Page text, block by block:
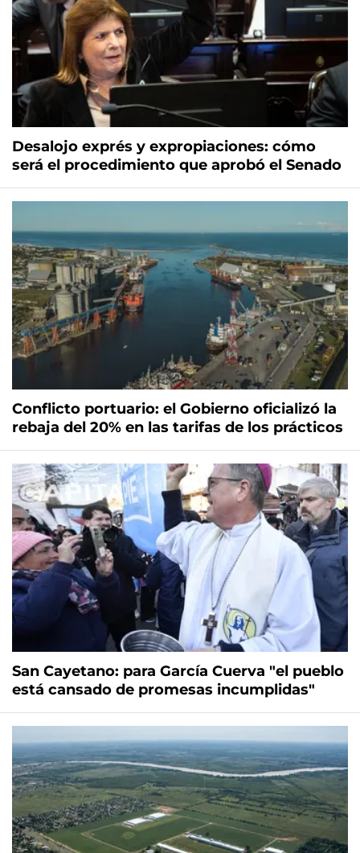
Desalojo exprés y expropiaciones: cómo
será el procedimiento que aprobó el Senado
Conflicto portuario: el Gobierno oficializó la
rebaja del 20% en las tarifas de los prácticos
San Cayetano: para García Cuerva "el pueblo
está cansado de promesas incumplidas"